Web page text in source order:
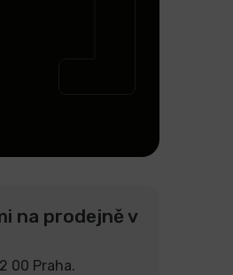
na prodejně v
00 Praha.